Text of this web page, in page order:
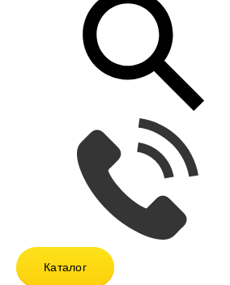
Каталог